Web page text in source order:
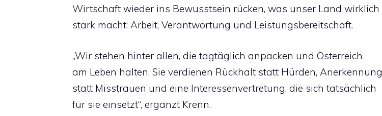
Wirtschaft wieder ins Bewusstsein rücken, was unser Land wirklich
stark macht: Arbeit, Verantwortung und Leistungsbereitschaft.
„Wir stehen hinter allen, die tagtäglich anpacken und Österreich
am Leben halten. Sie verdienen Rückhalt statt Hürden, Anerkennung
statt Misstrauen und eine Interessenvertretung, die sich tatsächlich
für sie einsetzt“, ergänzt Krenn.